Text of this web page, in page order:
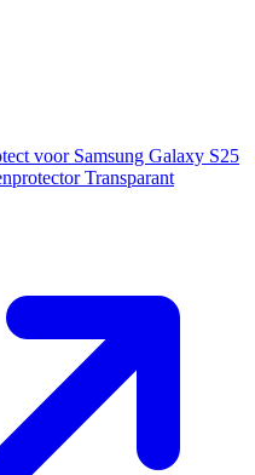
voor Samsung Galaxy S25
Transparant